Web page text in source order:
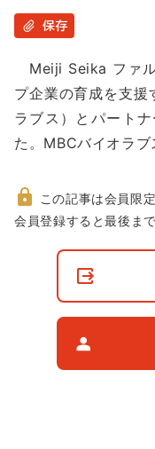
ツ
に
保存
Meiji Seika ファル
プ企業の育成を支
ラブス）とパート
た。MBCバイオラ
非
この記事は会員限定
会員登録すると最後ま